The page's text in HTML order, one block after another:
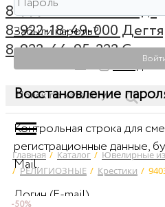
8-999-56-56-111 Ревда
8-922-18-49-000
8-922-44-95-222
Вход
Главная / Каталог / Ювелирные
/ РЕЛИГИОЗНЫЕ / Крестики /
-50%
Забыли пароль?
Восстановление
Контрольная строка для
регистрационные данные,
Mail.
Логин (E-mail)